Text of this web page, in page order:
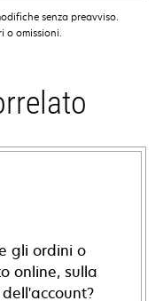
senza preavviso.
o omissioni.
gli ordini o
online, sulla